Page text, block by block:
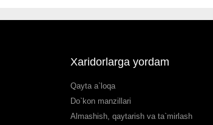
Xaridorlarga yordam
Qayta a`loqa
Do`kon manzillari
Almashish, qaytarish va ta`mirlash